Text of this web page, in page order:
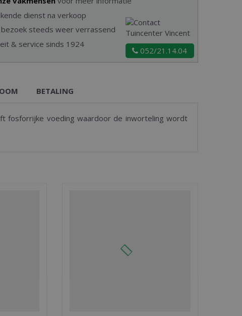
dienst na verkoop
bezoek steeds weer verrassend
& service sinds 1924
052/21.14.04
BETALING
fosforrijke voeding waardoor de inworteling wordt